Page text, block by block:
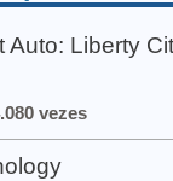
Auto: Liberty
vezes